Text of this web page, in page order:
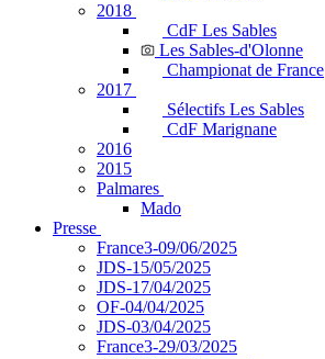
2018
CdF Les Sables
Les Sables-d'Olonne
Championat de France
2017
Sélectifs Les Sables
CdF Marignane
2016
2015
Palmares
Mado
Presse
France3-09/06/2025
JDS-15/05/2025
JDS-17/04/2025
OF-04/04/2025
JDS-03/04/2025
France3-29/03/2025